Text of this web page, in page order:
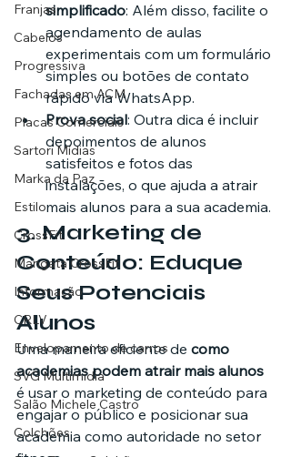
Franjas
Cabelos
Progressiva
Fachadas em ACM
Placas Comerciais
Sartori Mídias
Marka da Paz
Estilo
CrossFit
Mangata CrossFit
Informação
CRLV
Envelopamento de carros
SVG Multimídia
Salão Michele Castro
Colchões
simplificado: Além disso, facilite o
agendamento de aulas
experimentais com um formulário
simples ou botões de contato
rápido via WhatsApp.
Prova social: Outra dica é incluir
depoimentos de alunos
satisfeitos e fotos das
instalações, o que ajuda a atrair
mais alunos para a sua academia.
3. Marketing de
Conteúdo: Eduque
Seus Potenciais
Alunos
Uma maneira eficiente de como
academias podem atrair mais alunos
é usar o marketing de conteúdo para
engajar o público e posicionar sua
academia como autoridade no setor